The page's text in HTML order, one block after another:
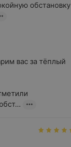
обстановку
вас за тёплый